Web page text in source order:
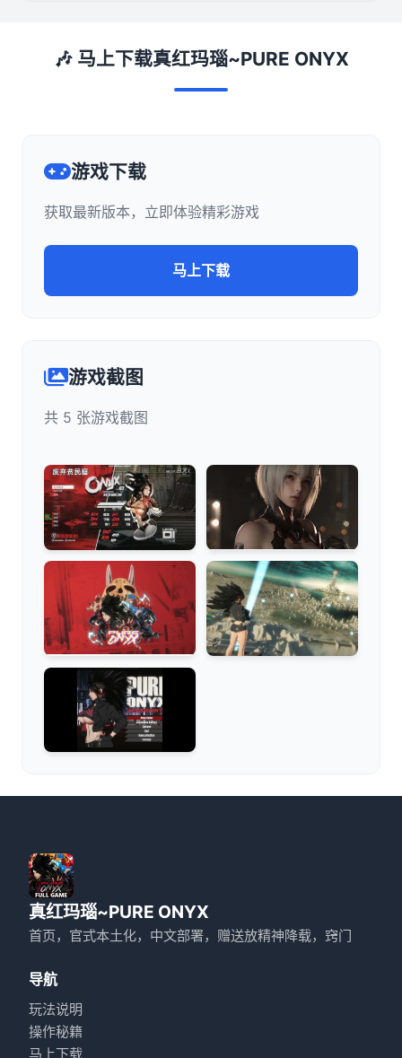
🎶 马上下载真红玛瑙~PURE ONYX
游戏下载
获取最新版本，立即体验精彩游戏
马上下载
游戏截图
共 5 张游戏截图
真红玛瑙~PURE ONYX
首页，官式本土化，中文部署，赠送放精神降载，窍门
导航
玩法说明
操作秘籍
马上下载